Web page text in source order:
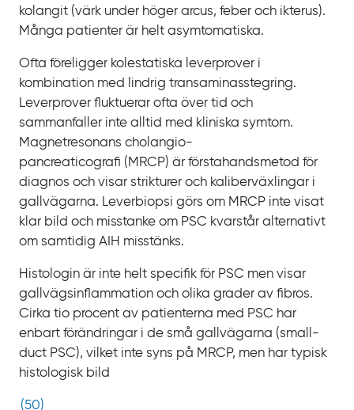
kolangit (värk under höger arcus, feber och ikterus).
Många patienter är helt asymtomatiska.
Ofta föreligger kolestatiska leverprover i
kombination med lindrig transaminasstegring.
Leverprover fluktuerar ofta över tid och
sammanfaller inte alltid med kliniska symtom.
Magnetresonans cholangio­
pancreaticografi (MRCP) är förstahandsmetod för
diagnos och visar strikturer och kaliberväxlingar i
gallvägarna. Leverbiopsi görs om MRCP inte visat
klar bild och misstanke om PSC kvarstår alternativt
om samtidig AIH misstänks.
Histologin är inte helt specifik för PSC men visar
gallvägsinflammation och olika grader av fibros.
Cirka tio procent av patienterna med PSC har
enbart förändringar i de små gallvägarna (small-
duct PSC), vilket inte syns på MRCP, men har typisk
histologisk bild
(50)